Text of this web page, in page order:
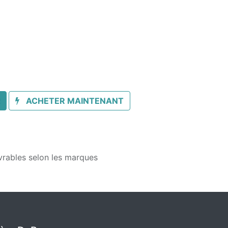
ACHETER MAINTENANT
selon les marques